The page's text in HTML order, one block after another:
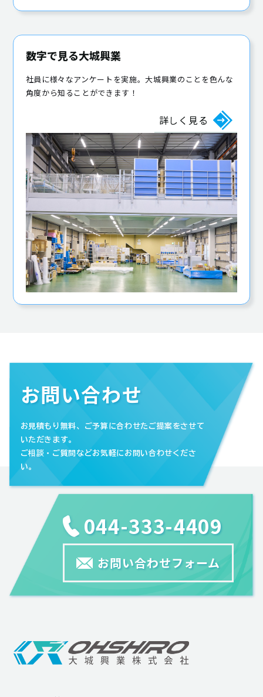
数字で見る大城興業
社員に様々なアンケートを実施。大城興業のことを色んな
角度から知ることができます！
詳しく見る
お問い合わせ
お見積もり無料、ご予算に合わせたご提案をさせて
いただきます。
ご相談・ご質問などお気軽にお問い合わせくださ
い。
044-333-4409
お問い合わせフォーム